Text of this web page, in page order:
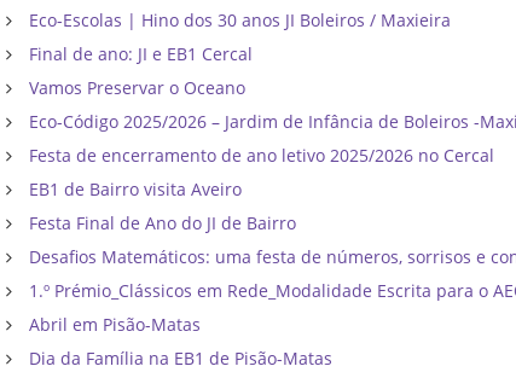
Eco-Escolas | Hino dos 30 anos JI Boleiros / Maxieira
Final de ano: JI e EB1 Cercal
Vamos Preservar o Oceano
Eco-Código 2025/2026 – Jardim de Infância de Boleiros -
Festa de encerramento de ano letivo 2025/2026 no Cercal
EB1 de Bairro visita Aveiro
Festa Final de Ano do JI de Bairro
Desafios Matemáticos: uma festa de números, sorrisos e
1.º Prémio_Clássicos em Rede_Modalidade Escrita para o
Abril em Pisão-Matas
Dia da Família na EB1 de Pisão-Matas